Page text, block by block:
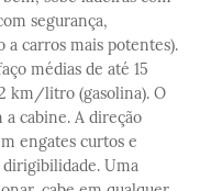
segurança,
carros mais potentes).
médias de até 15
km/litro (gasolina). O
cabine. A direção
engates curtos e
Uma